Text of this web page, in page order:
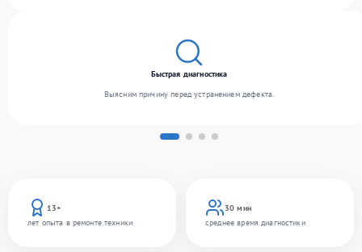
13+
лет опыта в ремонте техники
30 мин
среднее время диагностики
Быстрая диагностика
Выясним причину перед устранением дефекта.